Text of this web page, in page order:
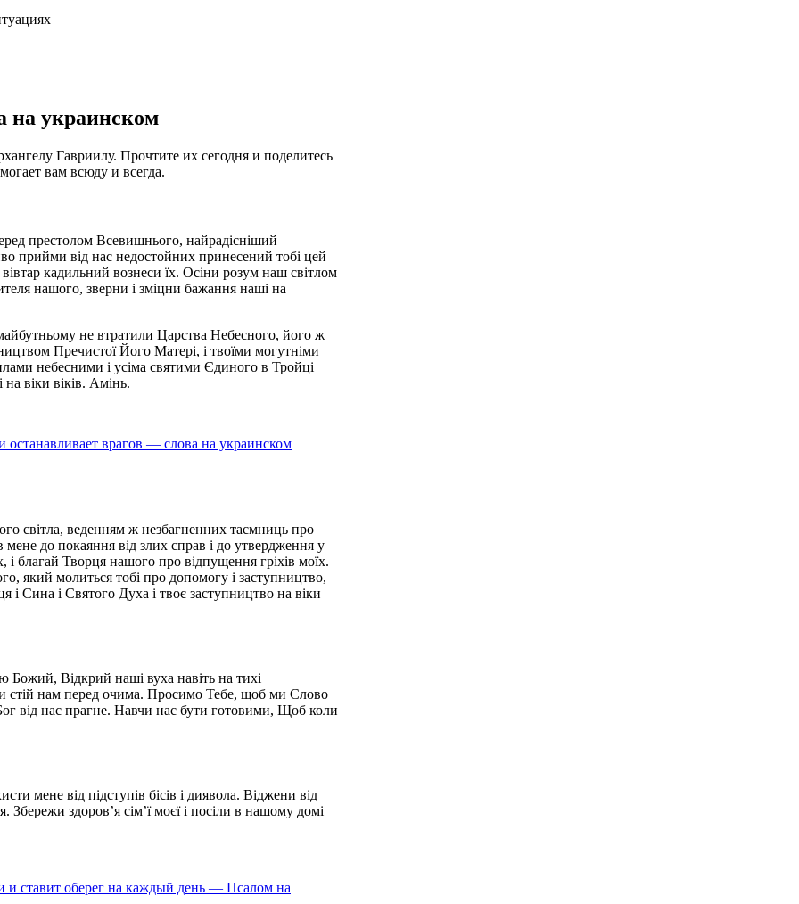
на украинском
Гавриилу. Прочтите их сегодня и поделитесь
вам всюду и всегда.
престолом Всевишнього, найрадісніший
прийми від нас недостойних принесений тобі цей
кадильний вознеси їх. Осіни розум наш світлом
нашого, зверни і зміцни бажання наші на
не втратили Царства Небесного, його ж
Пречистої Його Матері, і твоїми могутніми
небесними і усіма святими Єдиного в Тройці
віки віків. Амінь.
врагов — слова на украинском
світла, веденням ж незбагненних таємниць про
до покаяння від злих справ і до утвердження у
і благай Творця нашого про відпущення гріхів моїх.
який молиться тобі про допомогу і заступництво,
і Сина і Святого Духа і твоє заступництво на віки
Відкрий наші вуха навіть на тихі
стій нам перед очима. Просимо Тебе, щоб ми Слово
від нас прагне. Навчи нас бути готовими, Щоб коли
мене від підступів бісів і диявола. Віджени від
здоров’я сім’ї моєї і посіли в нашому домі
и ставит оберег на каждый день — Псалом на